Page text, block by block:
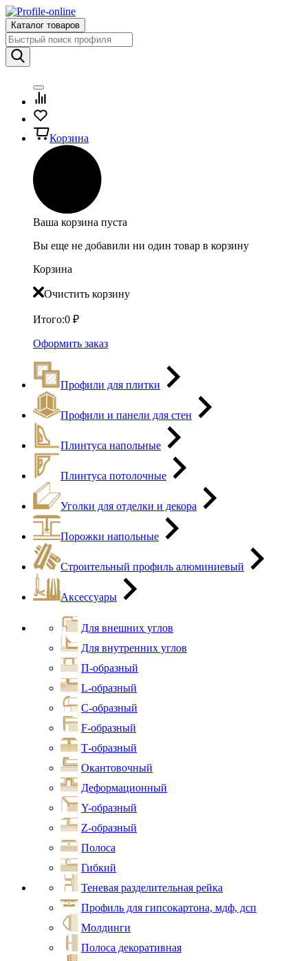
Каталог товаров
Корзина
Ваша корзина пуста
Вы еще не добавили ни один товар в корзину
Корзина
Очистить корзину
Итого:0 ₽
Оформить заказ
Профили для плитки
Профили и панели для стен
Плинтуса напольные
Плинтуса потолочные
Уголки для отделки и декора
Порожки напольные
Строительный профиль алюминиевый
Аксессуары
Для внешних углов
Для внутренних углов
П-образный
L-образный
С-образный
F-образный
Т-образный
Окантовочный
Деформационный
Y-образный
Z-образный
Полоса
Гибкий
Теневая разделительная рейка
Профиль для гипсокартона, мдф, дсп
Молдинги
Полоса декоративная